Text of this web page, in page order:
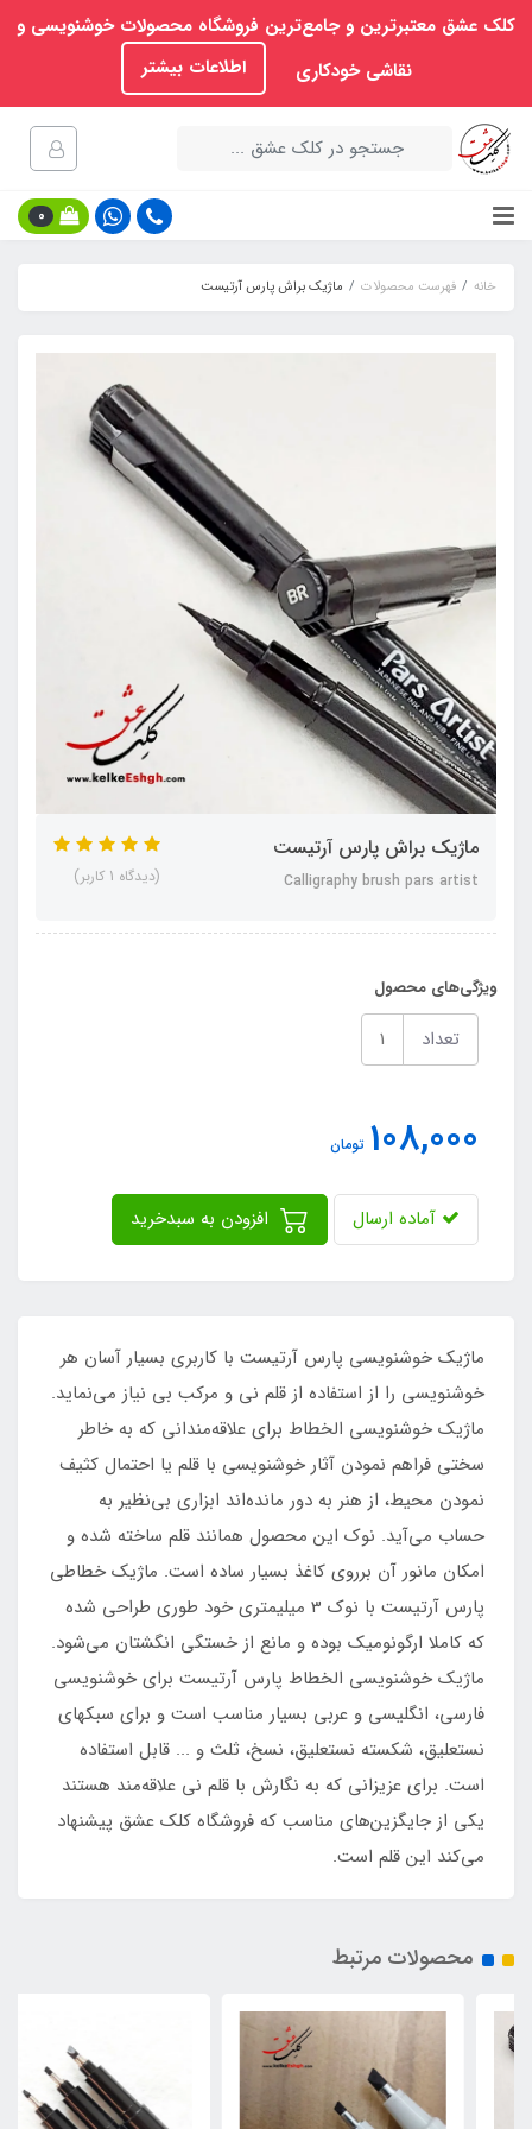
کلک عشق معتبرترین و جامع‌ترین فروشگاه محصولات خوشنویسی و
نقاشی خودکاری
اطلاعات بیشتر
0
خانه فهرست محصولات ماژیک براش پارس آرتیست
ماژیک براش پارس آرتیست
Calligraphy brush pars artist (دیدگاه 1 کاربر)
ویژگی‌های محصول
تعداد
108,000 تومان
آماده ارسال
ماژیک خوشنویسی پارس آرتیست با کاربری بسیار آسان هر
خوشنویسی را از استفاده از قلم نی و مرکب بی نیاز می‌نماید.
ماژیک خوشنویسی الخطاط برای علاقه‌مندانی که به خاطر
سختی فراهم نمودن آثار خوشنویسی با قلم یا احتمال کثیف
نمودن محیط، از هنر به دور مانده‌اند ابزاری بی‌نظیر به
حساب می‌آید. نوک این محصول همانند قلم ساخته شده و
امکان مانور آن بر‌روی کاغذ بسیار ساده است. ماژیک خطاطی
پارس آرتیست با نوک 3 میلیمتری خود طوری طراحی شده
که کاملا ارگونومیک بوده و مانع از خستگی انگشتان می‌شود.
ماژیک خوشنویسی الخطاط پارس آرتیست برای خوشنویسی
فارسی، انگلیسی و عربی بسیار مناسب است و برای سبکهای
نستعلیق، شکسته نستعلیق، نسخ، ثلث و ... قابل استفاده
است. برای عزیزانی که به نگارش با قلم نی علاقه‌مند هستند
یکی از جایگزین‌های مناسب که فروشگاه کلک عشق پیشنهاد
می‌کند این قلم است.
محصولات مرتبط